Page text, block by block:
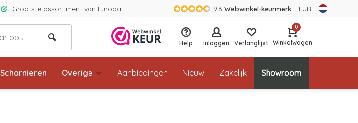
Grootste assortiment van Europa 9.6 Webwinkel-keurmerk EUR
Help Inloggen Verlanglijst
0
Winkelwagen
Scharnieren Overige Aanbiedingen Nieuw Zakelijk Showroom